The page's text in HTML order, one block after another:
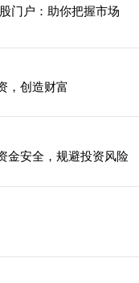
门户：助你把握市场
，创造财富
金安全，规避投资风险